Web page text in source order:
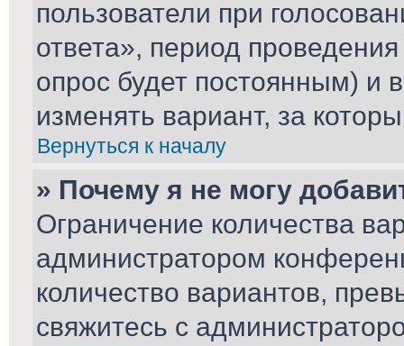
пользователи при
ответа», период
опрос будет постоянным) и
изменять вариант, за
Вернуться к началу
» Почему я не могу
Ограничение количества
администратором
количество вариантов,
свяжитесь с